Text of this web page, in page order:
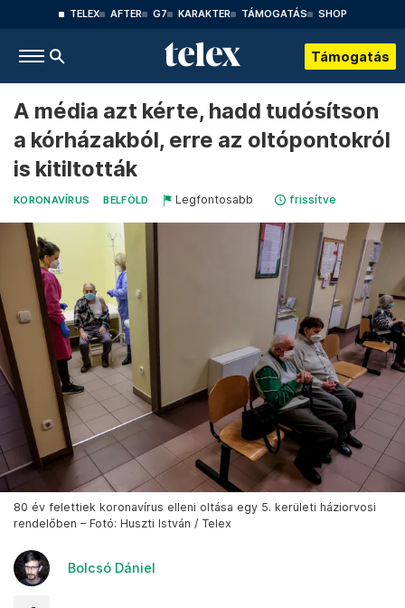
TELEX AFTER G7 KARAKTER TÁMOGATÁS SHOP
Támogatás
A média azt kérte, hadd tudósítson
a kórházakból, erre az oltópontokról
is kitiltották
KORONAVÍRUS BELFÖLD Legfontosabb frissítve
80 év felettiek koronavírus elleni oltása egy 5. kerületi háziorvosi
rendelőben – Fotó: Huszti István / Telex
Bolcsó Dániel